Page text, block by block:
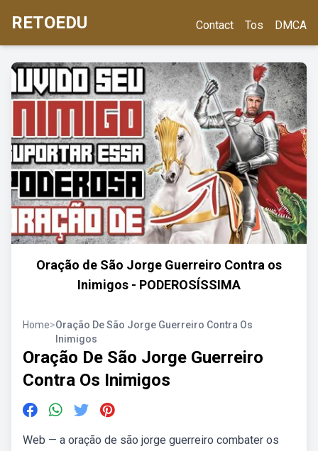
RETOEDU Contact Tos DMCA
Oração de São Jorge Guerreiro Contra os
Inimigos - PODEROSÍSSIMA
Home>Oração De São Jorge Guerreiro Contra Os
Inimigos
Oração De São Jorge Guerreiro
Contra Os Inimigos
Web — a oração de são jorge guerreiro combater os